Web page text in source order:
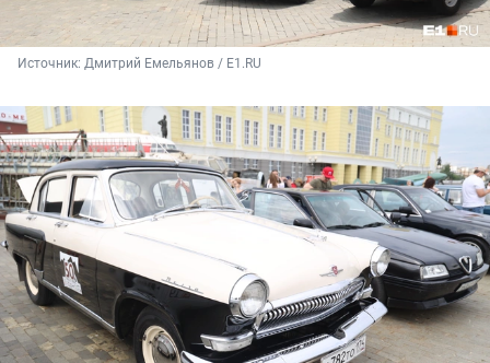
Источник: Дмитрий Емельянов / E1.RU